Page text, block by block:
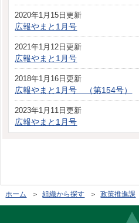
2020年1月15日更新
広報やまと1月号
2021年1月12日更新
広報やまと1月号
2018年1月16日更新
広報やまと1月号 （第154号）
2023年1月11日更新
広報やまと1月号
ホーム ＞組織から探す ＞政策推進課